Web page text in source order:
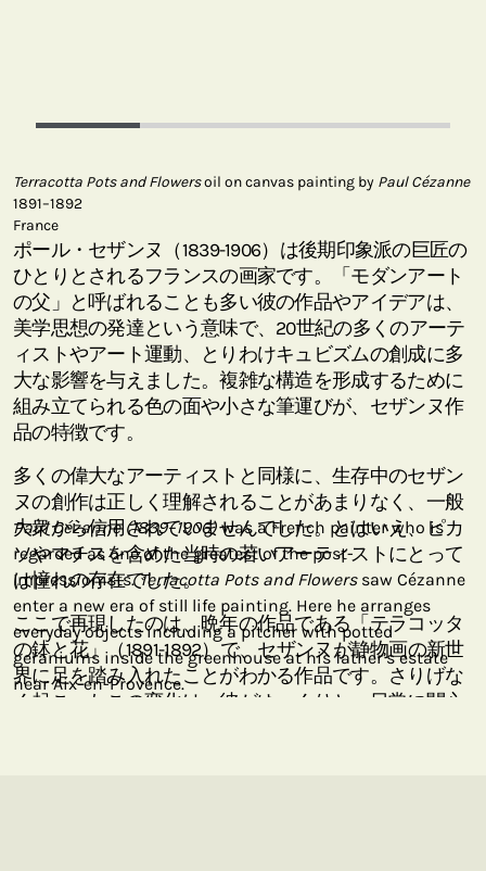
Terracotta Pots and Flowersoil on canvas painting by Paul Cézanne
1891–1892
France
ポール・セザンヌ（1839-1906）は後期印象派の巨匠の
ひとりとされるフランスの画家です。「モダンアート
の父」と呼ばれることも多い彼の作品やアイデアは、
美学思想の発達という意味で、20世紀の多くのアーテ
ィストやアート運動、とりわけキュビズムの創成に多
大な影響を与えました。複雑な構造を形成するために
組み立てられる色の面や小さな筆運びが、セザンヌ作
品の特徴です。
多くの偉大なアーティストと同様に、生存中のセザン
ヌの創作は正しく理解されることがあまりなく、一般
大衆から信用されていませんでした。とはいえ、ピカ
ソやマチスを含めた当時の若いアーティストにとって
は憧れの存在でした。
ここで再現したのは、晩年の作品である「テラコッタ
の鉢と花」（1891-1892）で、セザンヌが静物画の新世
界に足を踏み入れたことがわかる作品です。さりげな
く起こったこの変化は、彼がゆっくりと、日常に関心
Paul Cézanne (1839–1906)was a French painter who is
regarded as one of the greatest of the post-
Impressionists.Terracotta Pots and Flowerssaw Cézanne
enter a new era of still life painting. Here he arranges
everyday objects including a pitcher with potted
geraniums inside the greenhouse at his father’s estate
near Aix-en-Provence.